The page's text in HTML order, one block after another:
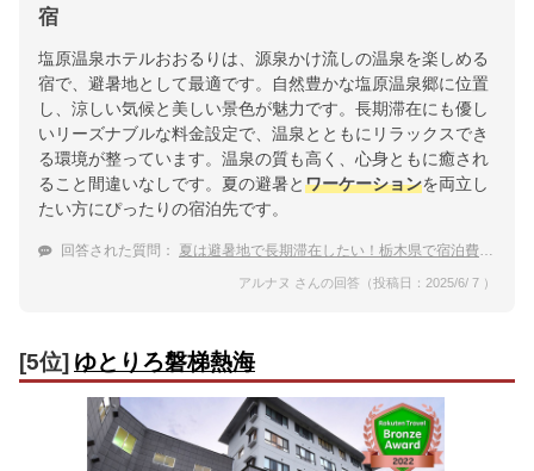
宿
塩原温泉ホテルおおるりは、源泉かけ流しの温泉を楽しめる
宿で、避暑地として最適です。自然豊かな塩原温泉郷に位置
し、涼しい気候と美しい景色が魅力です。長期滞在にも優し
いリーズナブルな料金設定で、温泉とともにリラックスでき
る環境が整っています。温泉の質も高く、心身ともに癒され
ること間違いなしです。夏の避暑とワーケーションを両立し
たい方にぴったりの宿泊先です。
回答された質問： 夏は避暑地で長期滞在したい！栃木県で宿泊費が安い温泉宿
アルナヌ さんの回答（投稿日：2025/6/ 7 ）
[5位] ゆとりろ磐梯熱海